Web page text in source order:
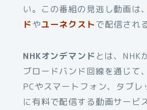
い。この番組の見逃し動画は、
ドやユーネクストで配信され
NHKオンデマンド とは、NHK
ブロードバンド回線を通じて
PCやスマートフォン、タブ
に有料で配信する動画サービ